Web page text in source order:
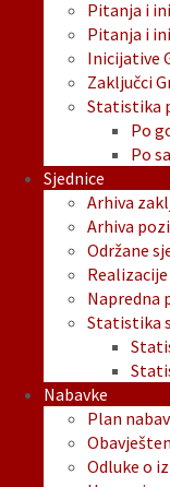
Pitanja i
Pitanja i
Inicijative
Zaključci
Statistika
Po
Po
Sjednice
Arhiva
Arhiva
Održane
Napredna
Statistika
Nabavke
Plan
Odluke o